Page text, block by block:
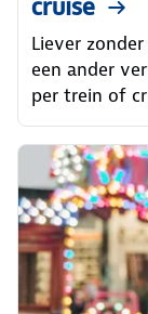
cruise
Liever
een ander
per trein of